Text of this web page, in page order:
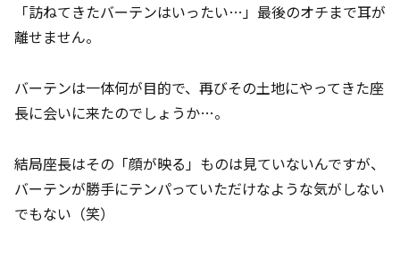
「訪ねてきたバーテンはいったい…」最後のオチまで耳が
離せません。
バーテンは一体何が目的で、再びその土地にやってきた座
長に会いに来たのでしょうか…。
結局座長はその「顔が映る」ものは見ていないんですが、
バーテンが勝手にテンパっていただけなような気がしない
でもない（笑）